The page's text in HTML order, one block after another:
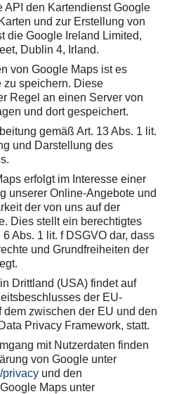
API den Kartendienst Google
und zur Erstellung von
die Google Ireland Limited,
Dublin 4, Irland.
von Google Maps ist es
zu speichern. Diese
Regel an einen Server von
und dort gespeichert.
gemäß Art. 13 Abs. 1 lit.
und Darstellung des
erfolgt im Interesse einer
unserer Online-Angebote und
der von uns auf der
Dies stellt ein berechtigtes
Abs. 1 lit. f DSGVO dar, dass
und Grundfreiheiten der
Drittland (USA) findet auf
der EU-
zwischen der EU und den
Privacy Framework, statt.
mit Nutzerdaten finden
von Google unter
privacy und den
Maps unter